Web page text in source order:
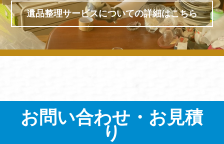
遺品整理サービスについての詳細はこちら
お問い合わせ・お見積
り